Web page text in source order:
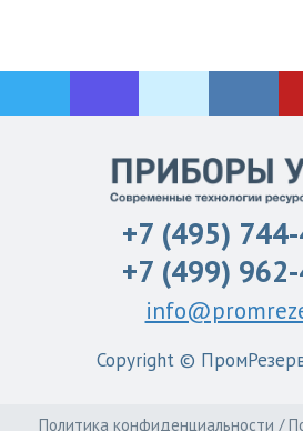
+7 (495)
+7 (499)
Copyright ©
Политика конфиденциальности /